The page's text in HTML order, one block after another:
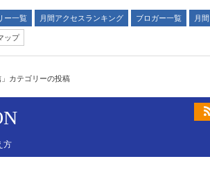
ー一覧 月間アクセスランキング ブロガー一覧
月
ップ
」カテゴリーの投稿
方